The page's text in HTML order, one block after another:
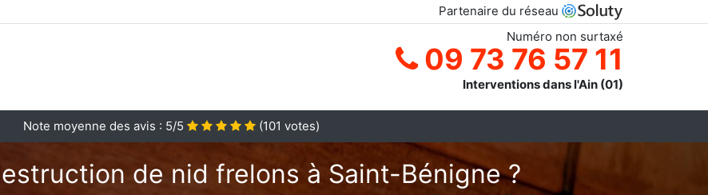
Partenaire du réseau
Numéro non surtaxé
09 73 76 57 11
Interventions dans l'Ain (01)
Note moyenne des avis : 5/5 (101 votes)
de nid frelons à Saint-Bénigne ?